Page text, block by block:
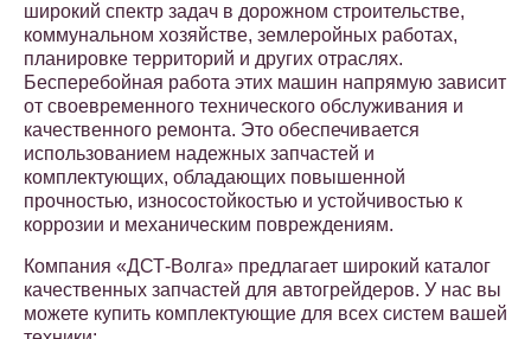
широкий спектр задач в дорожном строительстве,
коммунальном хозяйстве, землеройных работах,
планировке территорий и других отраслях.
Бесперебойная работа этих машин напрямую зависит
от своевременного технического обслуживания и
качественного ремонта. Это обеспечивается
использованием надежных запчастей и
комплектующих, обладающих повышенной
прочностью, износостойкостью и устойчивостью к
коррозии и механическим повреждениям.
Компания «ДСТ-Волга» предлагает широкий каталог
качественных запчастей для автогрейдеров. У нас вы
можете купить комплектующие для всех систем вашей